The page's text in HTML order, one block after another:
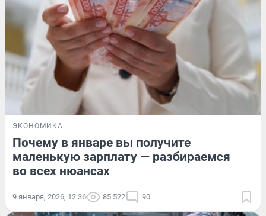
ЭКОНОМИКА
Почему в январе вы получите
маленькую зарплату — разбираемся
во всех нюансах
9 января, 2026, 12:36 85 522 90